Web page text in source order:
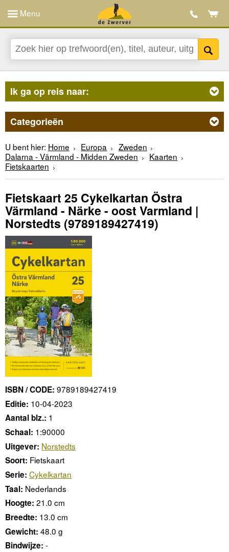
Menu
Ik ga op reis naar:
Categorieën
U bent hier: Home Europa
Zweden
Dalarna - Värmland - Midden Zweden
Kaarten
Fietskaarten
Fietskaart 25 Cykelkartan Östra
Värmland - Närke - oost Varmland |
Norstedts (9789189427419)
ISBN / CODE: 9789189427419
Editie: 10-04-2023
Aantal blz.: 1
Schaal: 1:90000
Uitgever: Norstedts
Soort: Fietskaart
Serie: Cykelkartan
Taal: Nederlands
Hoogte: 21.0 cm
Breedte: 13.0 cm
Gewicht: 48.0 g
Bindwijze: -